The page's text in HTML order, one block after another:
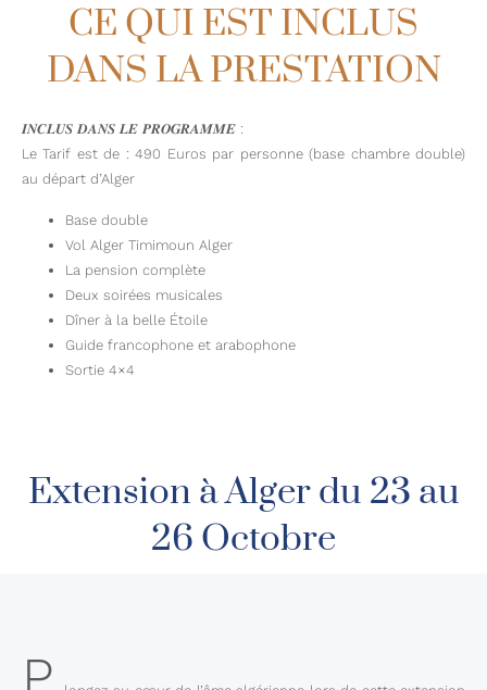
CE QUI EST INCLUS
DANS LA PRESTATION
𝑰𝑵𝑪𝑳𝑼𝑺 𝑫𝑨𝑵𝑺 𝑳𝑬 𝑷𝑹𝑶𝑮𝑹𝑨𝑴𝑴𝑬 :
Le Tarif est de : 490 Euros par personne (base chambre double)
au départ d’Alger
Base double
Vol Alger Timimoun Alger
La pension complète
Deux soirées musicales
Dîner à la belle Étoile
Guide francophone et arabophone
Sortie 4×4
Extension à Alger du 23 au
26 Octobre
P